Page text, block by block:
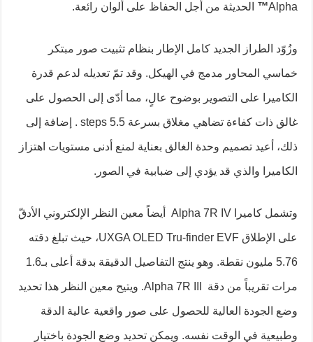
Alpha
™الحديثة من أجل الحفاظ على ألوان رائعة.
وزُوّد الطراز الجديد كامل الإطار بنظام تثبيت صور مبتكر
خماسي المحاور مدمج في الهيكل. وقد تمّ تعديله لدعم قدرة
الكاميرا على التصوير بوضوح عالٍ، مما أدّى إلى الحصول على
غالق ذات كفاءة تضاهي مغلاق بسرعة 5.5 steps . إضافة إلى
ذلك، أعيد تصميم وحدة الغالق بعناية لمنع أدنى مستويات اهتزاز
الكاميرا والذي قد يؤدي إلى ضبابية في الصور.
وتشمل كاميرا Alpha 7R IV أيضاً معين النظر الإلكتروني الأدقّ
على الإطلاق UXGA OLED Tru-finder EVF، حيث تبلغ دقته
5.76 مليون نقطة. وهو ينتج التفاصيل الدقيقة بدقة أعلى بـ1.6
مرات تقريباً من دقة Alpha 7R III. ويتيح معين النظر هذا تحديد
وضع الجودة العالية للحصول على صور واقعية عالية الدقة
وطبيعية في الوقت نفسه. ويمكن تحديد وضع الجودة باختيار